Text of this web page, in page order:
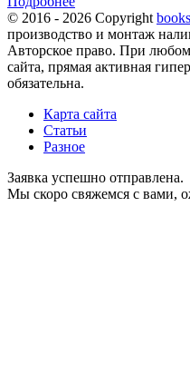
© 2016 - 2026 Copyright
производство и монтаж
Авторское право. При
сайта, прямая активная
обязательна.
Карта сайта
Статьи
Разное
Заявка успешно отправлена.
Мы скоро свяжемся с вами,